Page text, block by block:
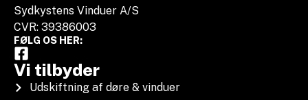
Sydkystens Vinduer A/S
CVR: 39386003
FØLG OS HER:
Vi tilbyder
Udskiftning af døre & vinduer